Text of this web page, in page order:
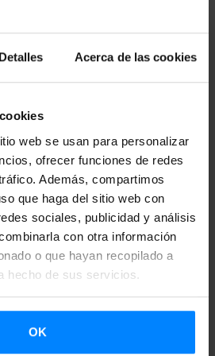
Detalles Acerca de las cookies
web se usan para personalizar
ofrecer funciones de redes
Además, compartimos
que haga del sitio web con
sociales, publicidad y análisis
con otra información
o que hayan recopilado a
hecho de sus servicios.
OK
obras sacras y profanas, en
gran dificultad. Las obras incluidas
nun zira?” de José Uruñuela,
proceso de revisión crítica bajo la
y editor David Azurza.
por EAE gracias al patrocinio del
de la Cátedra Mikel Laboa de la
Olaso Dorrea , y ha contado
deEresbil-Archivo Vasco de
Coral de Tolosa.
11º Simposio Mundial de